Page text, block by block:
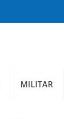
MILITAR